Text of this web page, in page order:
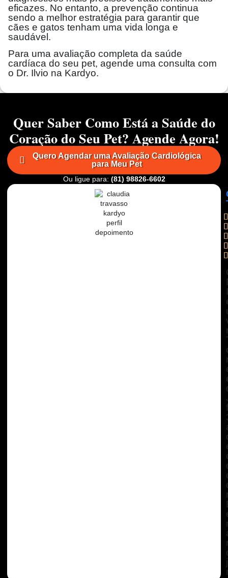
eficazes. No entanto, a prevenção continua
sendo a melhor estratégia para garantir que
cães e gatos tenham uma vida longa e
saudável.
Para uma avaliação completa da saúde
cardíaca do seu pet, agende uma consulta com
o Dr. Ilvio na Kardyo.
Quer Saber Como Está a Saúde do
Coração do Seu Pet? Agende Agora!
Quero Agendar uma Avaliação Cardiológica
para Meu Pet
Ou ligue para: (81) 98826-6602